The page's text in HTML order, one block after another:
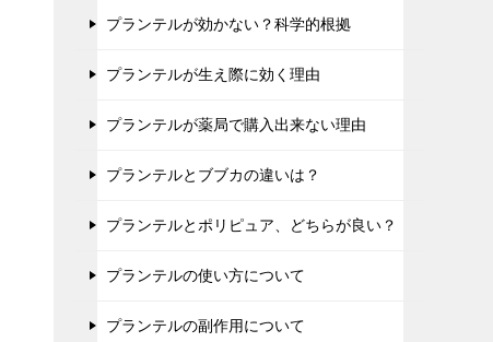
プランテルが効かない？科学的根拠
プランテルが生え際に効く理由
プランテルが薬局で購入出来ない理由
プランテルとブブカの違いは？
プランテルとポリピュア、どちらが良い？
プランテルの使い方について
プランテルの副作用について